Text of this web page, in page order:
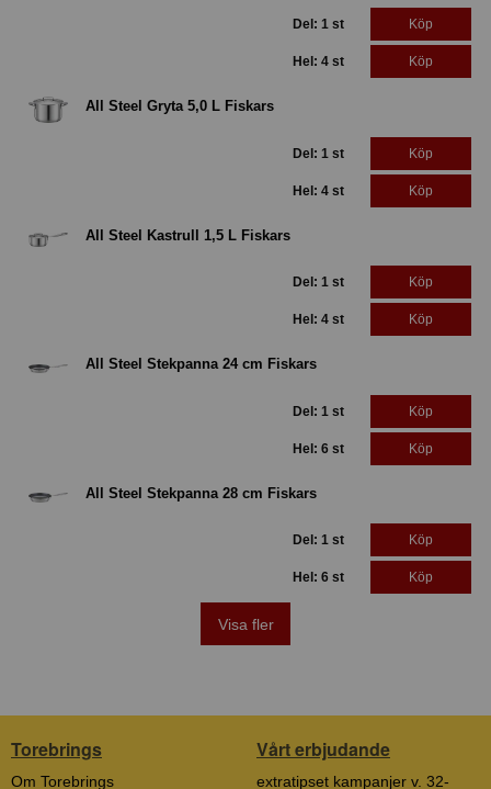
Del: 1 st Köp
Hel: 4 st Köp
All Steel Gryta 5,0 L Fiskars
Del: 1 st Köp
Hel: 4 st Köp
All Steel Kastrull 1,5 L Fiskars
Del: 1 st Köp
Hel: 4 st Köp
All Steel Stekpanna 24 cm Fiskars
Del: 1 st Köp
Hel: 6 st Köp
All Steel Stekpanna 28 cm Fiskars
Del: 1 st Köp
Hel: 6 st Köp
Visa fler
Torebrings
Om Torebrings
Vårt erbjudande
extratipset kampanjer v. 32-